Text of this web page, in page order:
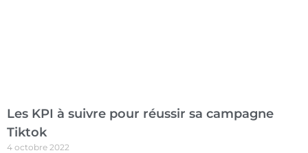
Les KPI à suivre pour réussir sa campagne
Tiktok
4 octobre 2022